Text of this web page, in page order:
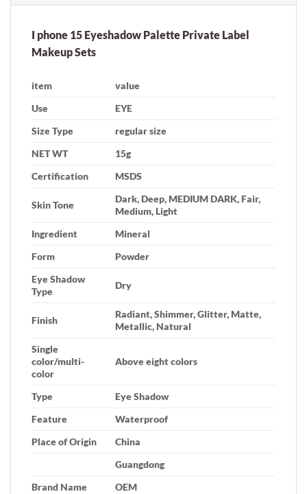
I phone 15 Eyeshadow Palette Private Label
Makeup Sets
item
value
Use
EYE
Size Type
regular size
NET WT
15g
Certification
MSDS
Skin Tone
Dark, Deep, MEDIUM DARK, Fair,
Medium, Light
Ingredient
Mineral
Form
Powder
Eye Shadow
Type
Dry
Finish
Radiant, Shimmer, Glitter, Matte,
Metallic, Natural
Single
color/multi-
color
Above eight colors
Type
Eye Shadow
Feature
Waterproof
Place of Origin
China
Guangdong
Brand Name
OEM